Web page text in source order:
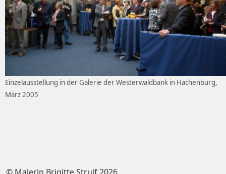
Einzelausstellung in der Galerie der Westerwaldbank in Hachenburg,
März 2005